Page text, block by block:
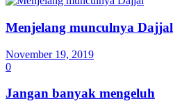
Menjelang munculnya Dajjal
November 19, 2019
0
Jangan banyak mengeluh